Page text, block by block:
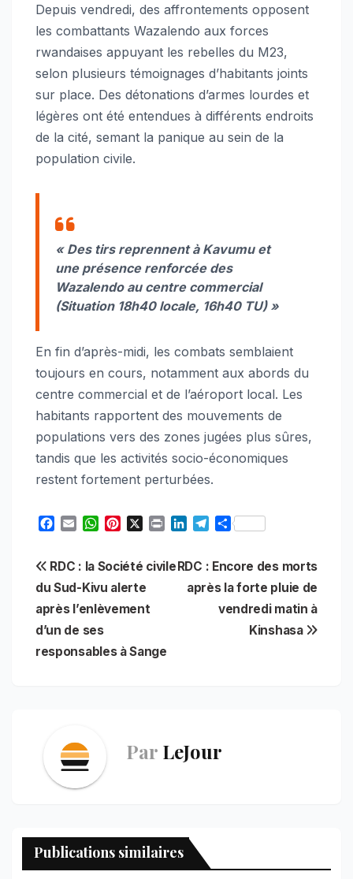
Depuis vendredi, des affrontements opposent
les combattants Wazalendo aux forces
rwandaises appuyant les rebelles du M23,
selon plusieurs témoignages d’habitants joints
sur place. Des détonations d’armes lourdes et
légères ont été entendues à différents endroits
de la cité, semant la panique au sein de la
population civile.
« Des tirs reprennent à Kavumu et
une présence renforcée des
Wazalendo au centre commercial
(Situation 18h40 locale, 16h40 TU) »
En fin d’après-midi, les combats semblaient
toujours en cours, notamment aux abords du
centre commercial et de l’aéroport local. Les
habitants rapportent des mouvements de
populations vers des zones jugées plus sûres,
tandis que les activités socio-économiques
restent fortement perturbées.
e
b
o
o
k
l
W
t
s
A
p
p
t
e
r
e
t
n
k
e
e
g
S
r
e
Navigation
de
l’article
RDC : Encore des morts
après la forte pluie de
vendredi matin à
Kinshasa
RDC : la Société civile
du Sud-Kivu alerte
après l’enlèvement
d’un de ses
responsables à Sange
Par LeJour
Publications similaires